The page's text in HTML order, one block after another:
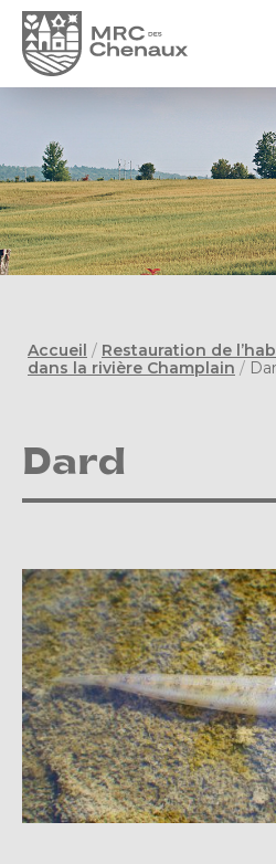
Accueil / Restauration de
dans la rivière Champlain /
Dard